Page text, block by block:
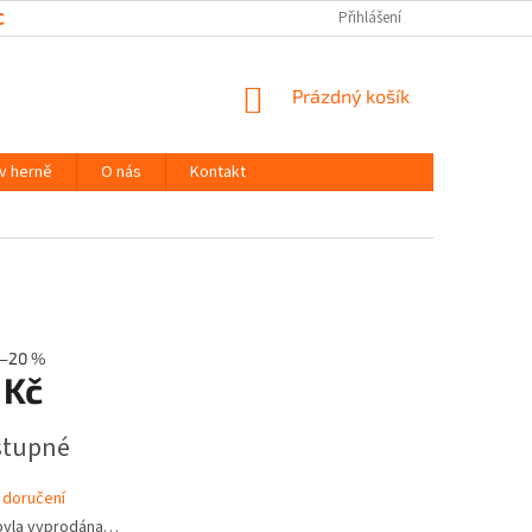
OSOBNÍCH ÚDAJŮ Přihlášení
NÁKUPNÍ
Prázdný košík
herně O nás
Kontakt
–20 %